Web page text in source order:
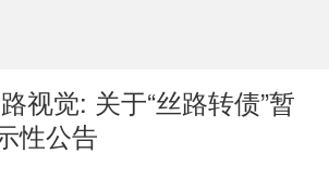
视觉: 关于“丝路转债”暂
性公告